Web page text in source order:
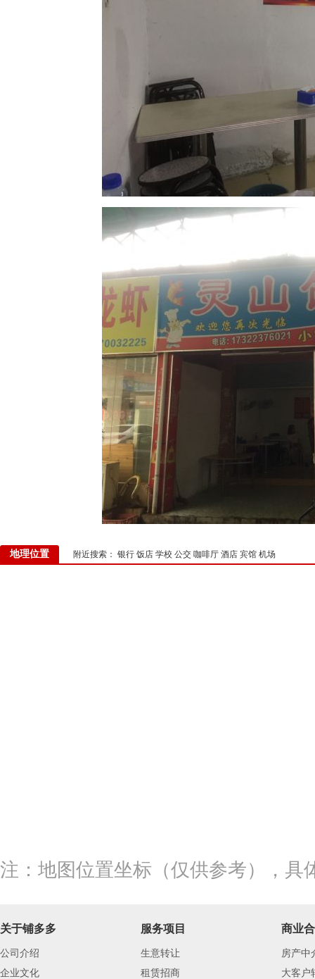
地理位置 附近搜索： 银行 饭店 学校 公交 咖啡厅 酒店 宾馆 机场
注：地图位置坐标（仅供参考），具
关于铺多多
公司介绍
企业文化
服务项目
生意转让
租赁招商
商业
房产中
大客户